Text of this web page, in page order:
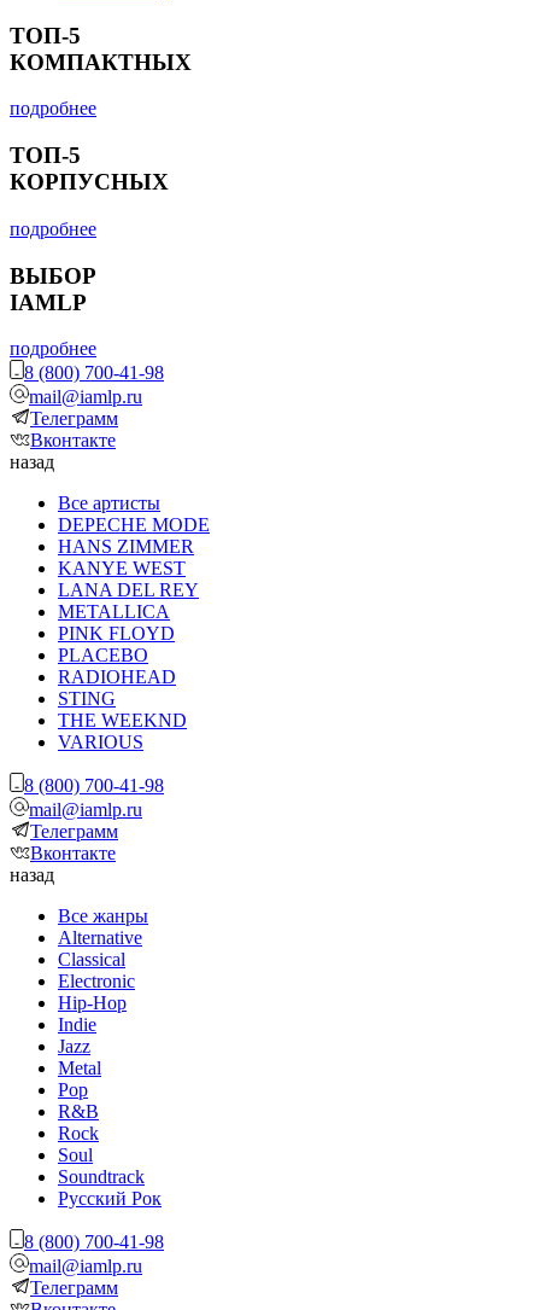
ТОП-5
КОМПАКТНЫХ
подробнее
ТОП-5
КОРПУСНЫХ
подробнее
ВЫБОР
IAMLP
подробнее
8 (800) 700-41-98
mail@iamlp.ru
Телеграмм
Вконтакте
назад
Все артисты
DEPECHE MODE
HANS ZIMMER
KANYE WEST
LANA DEL REY
METALLICA
PINK FLOYD
PLACEBO
RADIOHEAD
STING
THE WEEKND
VARIOUS
8 (800) 700-41-98
mail@iamlp.ru
Телеграмм
Вконтакте
назад
Все жанры
Alternative
Classical
Electronic
Hip-Hop
Indie
Jazz
Metal
Pop
R&B
Rock
Soul
Soundtrack
Русский Рок
8 (800) 700-41-98
mail@iamlp.ru
Телеграмм